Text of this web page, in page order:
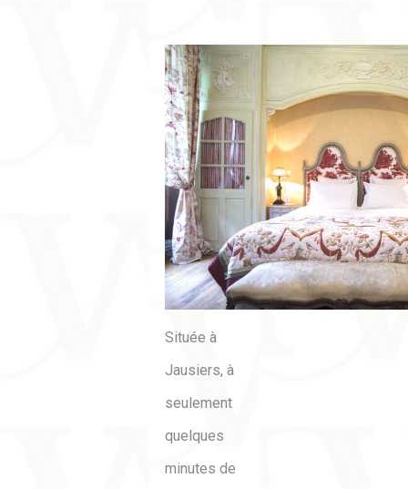
Située à
Jausiers, à
seulement
quelques
minutes de